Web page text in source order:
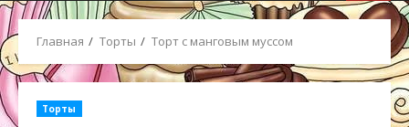
меню
Главная Торты Торт с манговым муссом
Торты